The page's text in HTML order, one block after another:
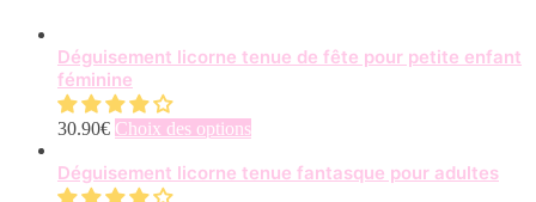
Déguisement licorne tenue de fête pour petite enfant
féminine
30.90€ Choix des optionsCe
a
Déguisement licorne tenue fantasque pour adultes